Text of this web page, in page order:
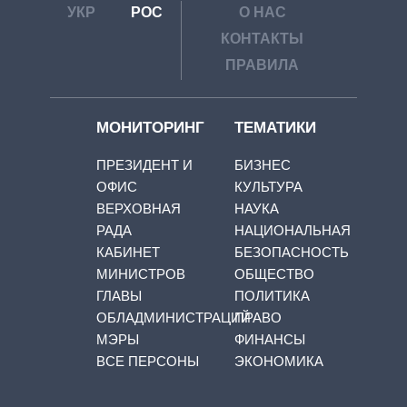
УКР РОС
О НАС
КОНТАКТЫ
ПРАВИЛА
МОНИТОРИНГ
ПРЕЗИДЕНТ И
ОФИС
ВЕРХОВНАЯ
РАДА
КАБИНЕТ
МИНИСТРОВ
ГЛАВЫ
ОБЛАДМИНИСТРАЦИЙ
МЭРЫ
ВСЕ ПЕРСОНЫ
ТЕМАТИКИ
БИЗНЕС
КУЛЬТУРА
НАУКА
НАЦИОНАЛЬНАЯ
БЕЗОПАСНОСТЬ
ОБЩЕСТВО
ПОЛИТИКА
ПРАВО
ФИНАНСЫ
ЭКОНОМИКА